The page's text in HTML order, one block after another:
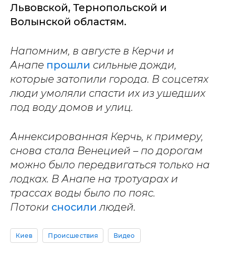
Львовской, Тернопольской и
Волынской областям.
Напомним, в августе в Керчи и
Анапе прошли сильные дожди,
которые затопили города. В соцсетях
люди умоляли спасти их из ушедших
под воду домов и улиц.
Аннексированная Керчь, к примеру,
снова стала Венецией – по дорогам
можно было передвигаться только на
лодках. В Анапе на тротуарах и
трассах воды было по пояс.
Потоки сносилилюдей.
Киев Происшествия Видео